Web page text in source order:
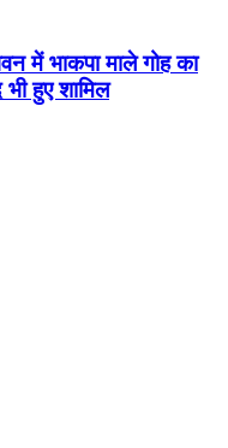
में भाकपा माले गोह का
हुए शामिल